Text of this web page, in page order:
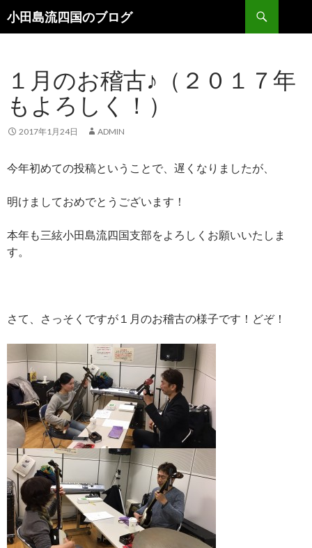
小田島流四国のブログ
検索
１月のお稽古♪（２０１７年
もよろしく！）
2017年1月24日 ADMIN
今年初めての投稿ということで、遅くなりましたが、
明けましておめでとうございます！
本年も三絃小田島流四国支部をよろしくお願いいたしま
す。
さて、さっそくですが１月のお稽古の様子です！どぞ！